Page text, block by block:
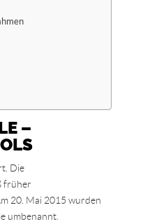
–
Die
früher
20. Mai 2015 wurden
umbenannt.